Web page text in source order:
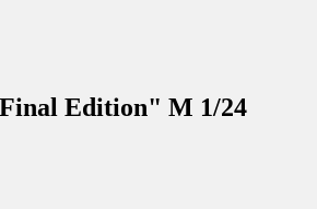
Edition" М 1/24